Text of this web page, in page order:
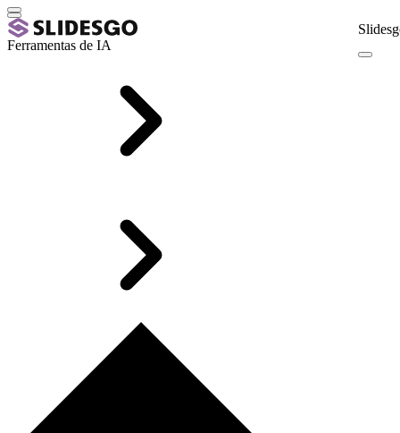
Ferramentas de IA